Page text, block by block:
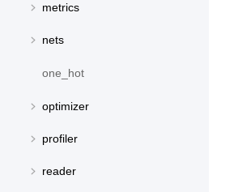
metrics
nets
one_hot
optimizer
profiler
reader